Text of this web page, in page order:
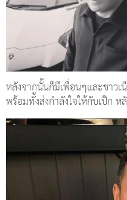
หลังจากนั้นก็มีเพื่อนๆและชาวเ
พร้อมทั้งส่งกำลังใจให้กับเป๊ก ห